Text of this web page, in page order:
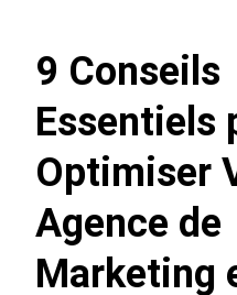
9 Conseils
Essentiels
Optimiser
Agence de
Marketing